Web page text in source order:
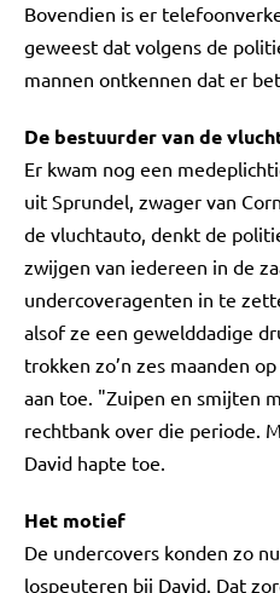
Bovendien is er
geweest dat volgens de
mannen ontkennen dat er
De bestuurder van de
Er kwam nog een
uit Sprundel, zwager van
de vluchtauto, denkt de
zwijgen van iedereen in de
undercoveragenten in te
alsof ze een gewelddadige
trokken zo’n zes maanden
aan toe. "Zuipen en smijten
rechtbank over die periode.
David hapte toe.
Het motief
De undercovers konden zo
lospeuteren bij David. Dat